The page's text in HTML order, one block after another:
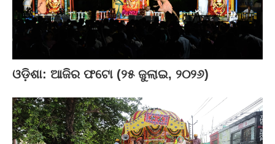
ଓଡ଼ିଶା: ଆଜିର ଫଟୋ (୨୫ ଜୁଲାଇ, ୨୦୨୬)